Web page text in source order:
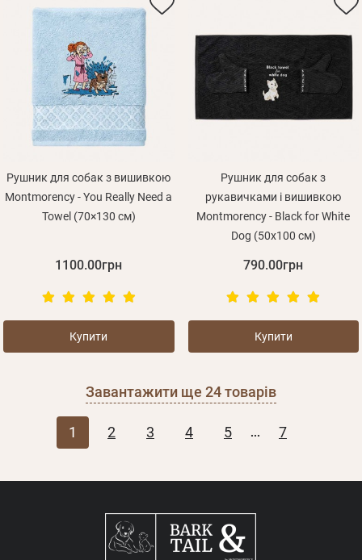
Рушник для собак з вишивкою
Montmorency - You Really Need a
Towel (70×130 см)
1100.00грн
Купити
Рушник для собак з
рукавичками і вишивкою
Montmorency - Black for White
Dog (50x100 см)
790.00грн
Купити
Завантажити ще 24товарів
1 2 3 4 5 ... 7